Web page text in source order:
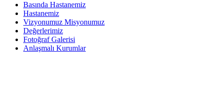
Basında Hastanemiz
Hastanemiz
Vizyonumuz Misyonumuz
Değerlerimiz
Fotoğraf Galerisi
Anlaşmalı Kurumlar